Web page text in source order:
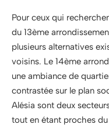
Pour ceux qui
du 13ème
plusieurs alternatives
voisins. Le 14ème
une ambiance de
contrastée sur le plan
Alésia sont deux
tout en étant proches